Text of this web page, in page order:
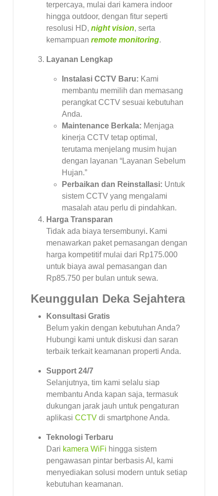
terpercaya, mulai dari kamera indoor
hingga outdoor, dengan fitur seperti
resolusi HD, night vision, serta
kemampuan remote monitoring.
Layanan Lengkap
Instalasi CCTV Baru: Kami
membantu memilih dan memasang
perangkat CCTV sesuai kebutuhan
Anda.
Maintenance Berkala: Menjaga
kinerja CCTV tetap optimal,
terutama menjelang musim hujan
dengan layanan “Layanan Sebelum
Hujan.”
Perbaikan dan Reinstallasi: Untuk
sistem CCTV yang mengalami
masalah atau perlu di pindahkan.
Harga Transparan
Tidak ada biaya tersembunyi. Kami
menawarkan paket pemasangan dengan
harga kompetitif mulai dari Rp175.000
untuk biaya awal pemasangan dan
Rp85.750 per bulan untuk sewa.
Keunggulan Deka Sejahtera
Konsultasi Gratis
Belum yakin dengan kebutuhan Anda?
Hubungi kami untuk diskusi dan saran
terbaik terkait keamanan properti Anda.
Support 24/7
Selanjutnya, tim kami selalu siap
membantu Anda kapan saja, termasuk
dukungan jarak jauh untuk pengaturan
aplikasi CCTV di smartphone Anda.
Teknologi Terbaru
Dari kamera WiFi hingga sistem
pengawasan pintar berbasis AI, kami
menyediakan solusi modern untuk setiap
kebutuhan keamanan.